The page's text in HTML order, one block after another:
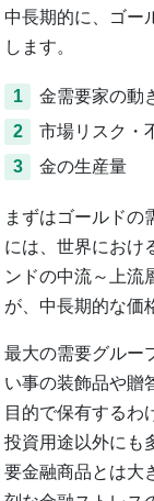
中長期的に、ゴー
します。
1
金需要家の動
2
市場リスク・
3
金の生産量
まずはゴールドの
には、世界におけ
ンドの中流～上流
が、中長期的な価
最大の需要グルー
い事の装飾品や贈
目的で保有するわ
投資用途以外にも
要金融商品とは大